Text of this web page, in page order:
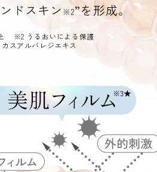
ドスキン ※2”を形成。
※2 うるおいによる保護
スアルバレジエキス